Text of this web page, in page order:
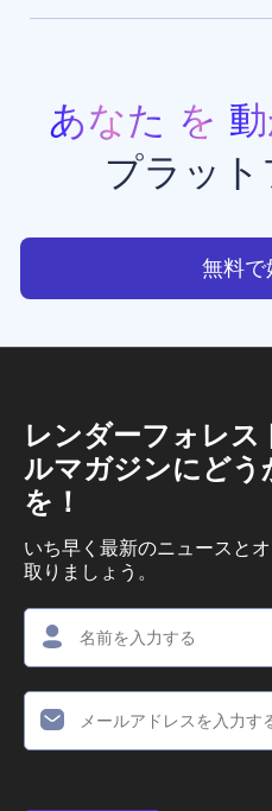
性のある動画生成・画像生
ウエブサイト制作を実現し
レンダーフォレストは、現
などの豊富なテンプレート
ー、ビジネスオーナー、マ
のプロフェッショナルな動
できる点で高く評価されて
あなた を
プラッ
無料で
レンダーフォレス
ルマガジンにどう
を！
いち早く最新のニュースと
取りましょう。